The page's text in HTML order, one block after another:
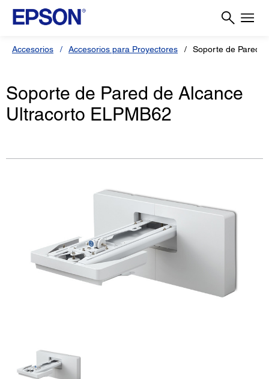
Accesorios Accesorios para Proyectores Soporte de Pared
Soporte de Pared de Alcance
Ultracorto ELPMB62